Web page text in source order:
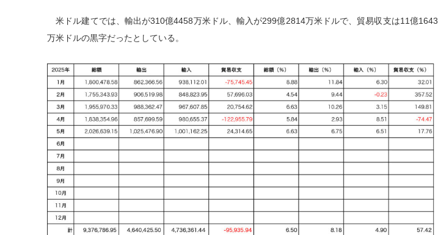
米ドル建てでは、輸出が310億4458万米ドル、輸入が299億2814万米ドルで、貿易収支は11億1643
万米ドルの黒字だったとしている。